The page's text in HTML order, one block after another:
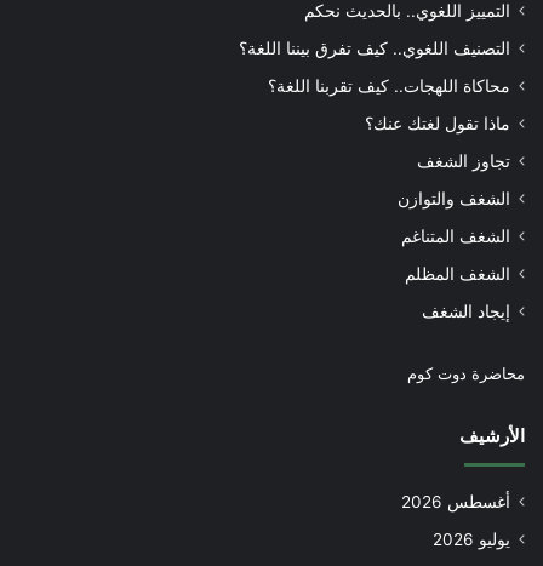
التمييز اللغوي.. بالحديث نحكم
التصنيف اللغوي.. كيف تفرق بيننا اللغة؟
محاكاة اللهجات.. كيف تقربنا اللغة؟
ماذا تقول لغتك عنك؟
تجاوز الشغف
الشغف والتوازن
الشغف المتناغم
الشغف المظلم
إيجاد الشغف
محاضرة دوت كوم
الأرشيف
أغسطس 2026
يوليو 2026